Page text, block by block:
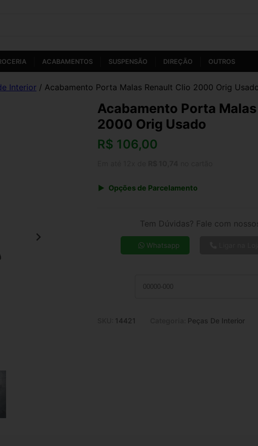
ACABAMENTOS SUSPENSÃO DIREÇÃO OUTROS
Interior / Acabamento Porta Malas Renault Clio 2000 Orig
Acabamento Porta
2000 Orig Usado
R$ 106,00
Opções de Parcelamento
7x de R$ 17,37
9x de R$ 13,86
Tem Dúvidas? Fale com
Whatsapp
14421 Peças De Interior